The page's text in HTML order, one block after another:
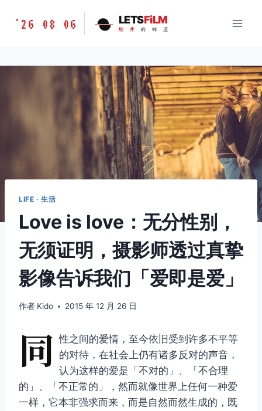
胶
味
'26 08 06 LETSFiLM
胶 片 的 味 道
LIFE · 生活
Love is love：无分性别，
无须证明，摄影师透过真挚
影像告诉我们「爱即是爱」
作者 Kido 2015 年 12 月 26 日
同 性之间的爱情，至今依旧受到许多不平等
的对待，在社会上仍有诸多反对的声音，
认为这样的爱是「不对的」、「不合理
的」、「不正常的」，然而就像世界上任何一种爱
一样，它本非强求而来，而是自然而然生成的，既